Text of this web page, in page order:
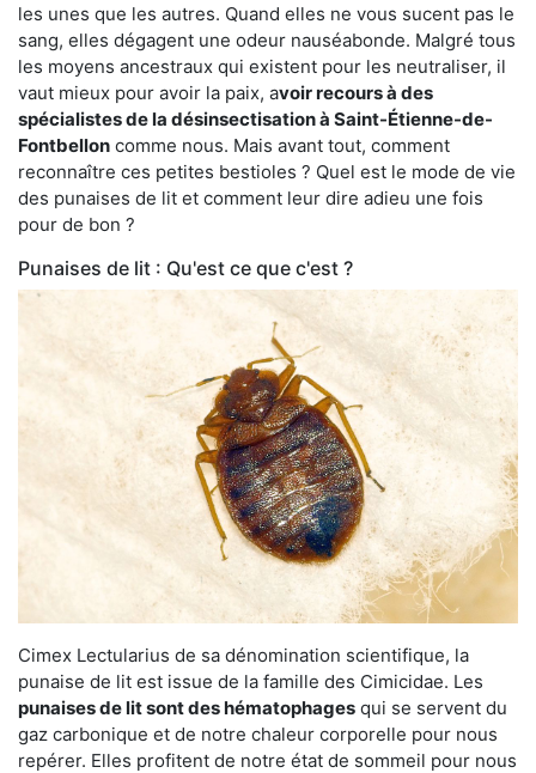
les unes que les autres. Quand elles ne vous sucent pas le
sang, elles dégagent une odeur nauséabonde. Malgré tous
les moyens ancestraux qui existent pour les neutraliser, il
vaut mieux pour avoir la paix, avoir recours à des
spécialistes de la désinsectisation à Saint-Étienne-de-
Fontbellon comme nous. Mais avant tout, comment
reconnaître ces petites bestioles ? Quel est le mode de vie
des punaises de lit et comment leur dire adieu une fois
pour de bon ?
Punaises de lit : Qu'est ce que c'est ?
Cimex Lectularius de sa dénomination scientifique, la
punaise de lit est issue de la famille des Cimicidae. Les
punaises de lit sont des hématophages qui se servent du
gaz carbonique et de notre chaleur corporelle pour nous
repérer. Elles profitent de notre état de sommeil pour nous